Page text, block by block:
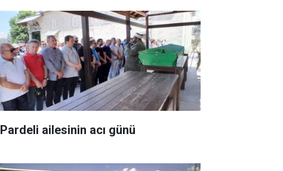
Pardeli ailesinin acı günü